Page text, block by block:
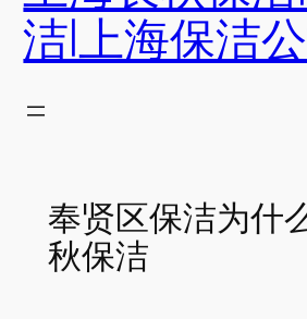
洁|上海保洁
奉贤区保洁为什
秋保洁​